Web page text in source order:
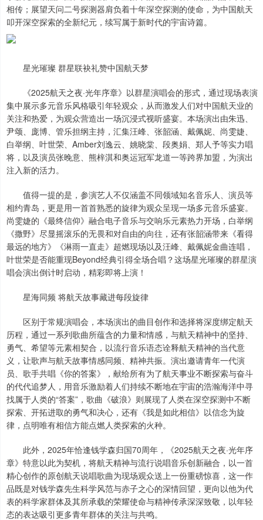
相传；展望天问二号探测器肩负着十年深空探测的使命，为中国航天
叩开深空探索的全新纪元，续写属于新时代的宇宙诗篇。
星光璀璨 群星联袂礼赞中国航天梦
《2025航天之夜·光年序章》以群星演唱会的形式，通过现场表演
集中展示多元音乐风格吸引年轻观众，从而激发人们对中国航天业的
关注和热爱，为观众营造出一场沉浸式视听盛宴。本场演出由朱迅、
尹颂、庞博、管乐担纲主持，汇集汪峰、张韶涵、戴佩妮、尚雯婕、
白举纲、叶世荣、Amber刘逸云、姚晓棠、段奥娟、郑人予等实力唱
将，以及演员张晚意、熊梓淇和奥运冠军龙道一等跨界加盟，为演出
注入新的活力。
值得一提的是，参演艺人不仅涵盖不同领域知名音乐人、演员等
相约青岛，更是用一首首熟悉的旋律为观众呈现一场多元音乐盛宴。
尚雯婕的《最终信仰》融合电子音乐与交响乐元素热力开场，白举纲
《撒野》尽显摇滚乐的无畏和对自由的向往，还有张韶涵带来《看得
最远的地方》《淋雨一直走》超燃现场以及汪峰、戴佩妮金曲连唱，
叶世荣是否能重现Beyond经典引得全场合唱？这场星光璀璨的群星演
唱会演出倒计时启动，精彩即将上演！
星海同频 将航天故事藏进每段旋律
区别于常规演唱会，本场演出的曲目创作和选择将深度绑定航天
历程，通过一系列歌曲所蕴含的力量和情感，与航天精神中的坚持、
勇气、希望等元素相契合，以流行音乐语态诠释航天精神的当代意
义，让歌声与航天故事情感同频、精神共振。演出邀请青年一代演
员、歌手共唱《你的答案》，献给所有为了航天事业不断探索与奋斗
的代代追梦人，用音乐激励着人们持续不断地在宇宙的浩瀚海洋中寻
找属于人类的“答案”，歌曲《破浪》则展现了人类在深空探测中不断
探索、开拓进取的勇气和决心，还有《我是如此相信》以信念为旋
律，点明唯有相信方能点燃人类探索的火种。
此外，2025年恰逢钱学森归国70周年，《2025航天之夜·光年序
章》特意以此为契机，将航天精神与流行说唱音乐创新融合，以一首
精心创作的原创航天说唱歌曲为现场观众送上一份重磅惊喜，这一作
品既是对钱学森先生科学风范与赤子之心的深情回望，更向以他为代
表的科学家群体及其所承载的荣耀使命与精神传承深深致敬，以年轻
态的表达吸引更多青年群体的关注与共鸣。